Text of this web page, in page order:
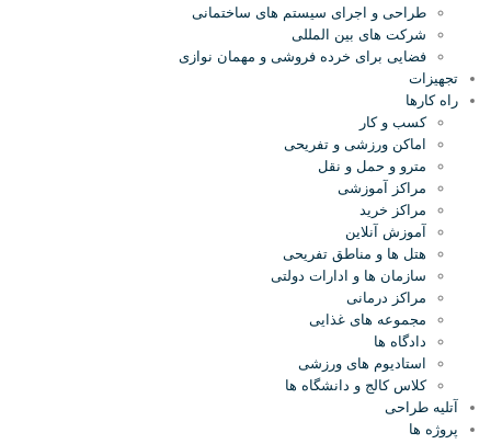
طراحی و اجرای سیستم های ساختمانی
شرکت های بین المللی
فضایی برای خرده فروشی و مهمان نوازی
تجهیزات
راه کارها
کسب و کار
اماکن ورزشی و تفریحی
مترو و حمل و نقل
مراکز آموزشی
مراکز خرید
آموزش آنلاین
هتل ها و مناطق تفریحی
سازمان ها و ادارات دولتی
مراکز درمانی
مجموعه های غذایی
دادگاه ها
استادیوم های ورزشی
کلاس کالج و دانشگاه ها
آتلیه طراحی
پروژه ها